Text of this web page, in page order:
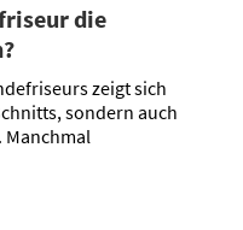
die
zeigt sich
sondern auch